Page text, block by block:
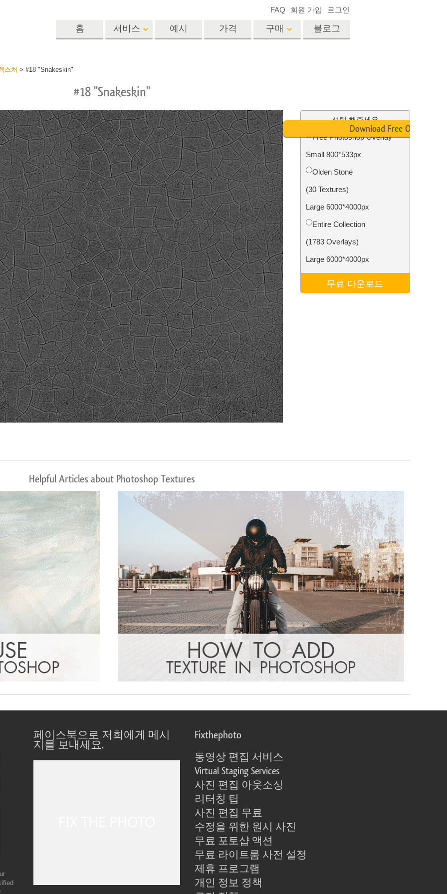
홈 서비스
편집 서비스 AI로 생성된 의류 모델 이미지 조작 서비스 사진 서비스
터칭 서비스 주얼리 리터칭 서비스 AI 훈련 데이터 Video Editing Services
예시 가격 구매
프리셋
렉션
포토샵 액션
포토샵 오버레이
포토샵 텍스처
Ps Actions 전체 컬렉션
Ps 오버레이 전체 컬렉
션
발렌타인 데이 카드
결혼식 초대장
어린이 생일 초대장
블로그
FAQ 회원 가입 로그인
스처 > #18 "Snakeskin"
#18 "Snakeskin"
선택 해주세요
Free Photoshop Overlay
Small 800*533px
Olden Stone
(30 Textures)
Large 6000*4000px
Entire Collection
(1783 Overlays)
Large 6000*4000px
무료 다운로드
Download Free Overlay
Helpful Articles about Photoshop Textures
페이스북으로 저희에게 메시
지를 보내세요.
Fixthephoto
동영상 편집 서비스
Virtual Staging Services
사진 편집 아웃소싱
리터칭 팁
사진 편집 무료
수정을 위한 원시 사진
무료 포토샵 액션
무료 라이트룸 사전 설정
제휴 프로그램
개인 정보 정책